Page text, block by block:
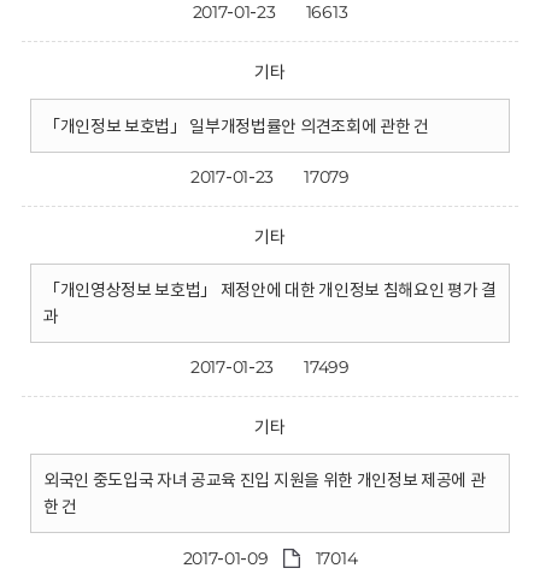
2017-01-23 16613
기타
「개인정보 보호법」 일부개정법률안 의견조회에 관한 건
2017-01-23 17079
기타
「개인영상정보 보호법」 제정안에 대한 개인정보 침해요인 평가 결
과
2017-01-23 17499
기타
외국인 중도입국 자녀 공교육 진입 지원을 위한 개인정보 제공에 관
한 건
2017-01-09 17014